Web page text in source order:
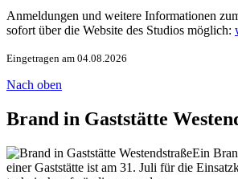
Anmeldungen und weitere Informationen
sofort über die Website des Studios möglich:
Eingetragen am 04.08.2026
Nach oben
Brand in Gaststätte
Ein
einer Gaststätte ist am 31. Juli für die